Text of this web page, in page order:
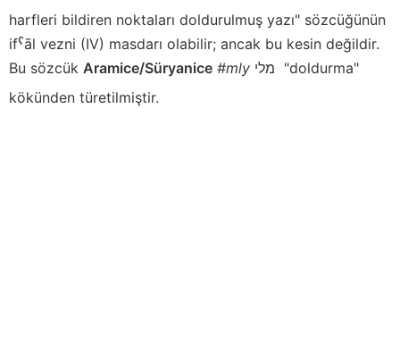
harfleri bildiren noktaları doldurulmuş yazı" sözcüğünün
ifˁāl vezni (IV) masdarı olabilir; ancak bu kesin değildir.
Bu sözcük Aramice/Süryanice #mly
"doldurma"
kökünden türetilmiştir.